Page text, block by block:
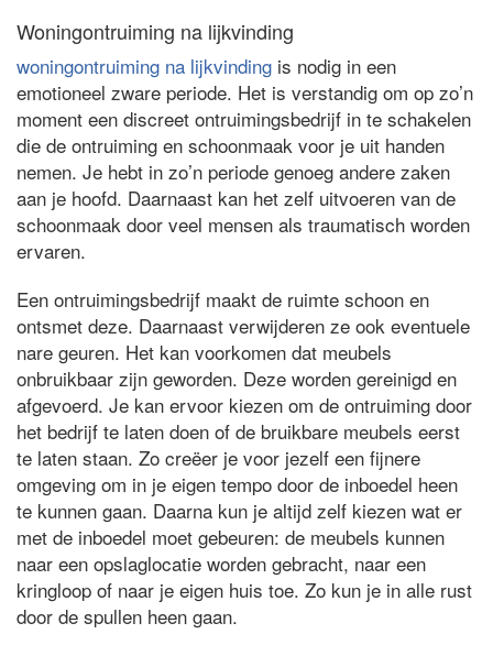
Woningontruiming na lijkvinding
woningontruiming na lijkvinding is nodig in een
emotioneel zware periode. Het is verstandig om op zo’n
moment een discreet ontruimingsbedrijf in te schakelen
die de ontruiming en schoonmaak voor je uit handen
nemen. Je hebt in zo’n periode genoeg andere zaken
aan je hoofd. Daarnaast kan het zelf uitvoeren van de
schoonmaak door veel mensen als traumatisch worden
ervaren.
Een ontruimingsbedrijf maakt de ruimte schoon en
ontsmet deze. Daarnaast verwijderen ze ook eventuele
nare geuren. Het kan voorkomen dat meubels
onbruikbaar zijn geworden. Deze worden gereinigd en
afgevoerd. Je kan ervoor kiezen om de ontruiming door
het bedrijf te laten doen of de bruikbare meubels eerst
te laten staan. Zo creëer je voor jezelf een fijnere
omgeving om in je eigen tempo door de inboedel heen
te kunnen gaan. Daarna kun je altijd zelf kiezen wat er
met de inboedel moet gebeuren: de meubels kunnen
naar een opslaglocatie worden gebracht, naar een
kringloop of naar je eigen huis toe. Zo kun je in alle rust
door de spullen heen gaan.